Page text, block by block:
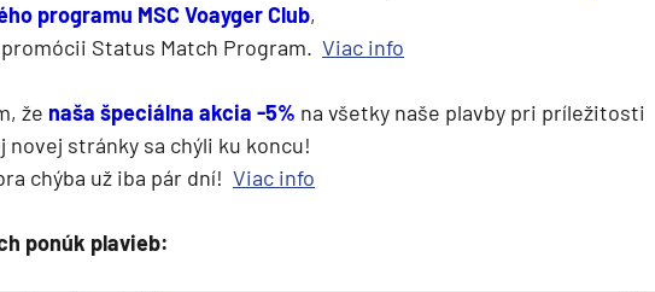
a Maroko
programu MSC Voayger Club,
Status Match Program. Viac info
že naša špeciálna akcia -5% na všetky naše plavby pri príležitosti
novej stránky sa chýli ku koncu!
chýba už iba pár dní! Viac info
ponúk plavieb: